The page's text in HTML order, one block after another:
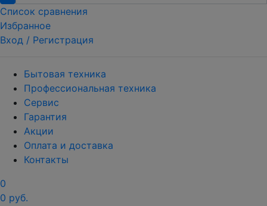
Список сравнения
Избранное
Вход / Регистрация
Бытовая техника
Профессиональная техника
Сервис
Гарантия
Акции
Оплата и доставка
Контакты
0
0 руб.